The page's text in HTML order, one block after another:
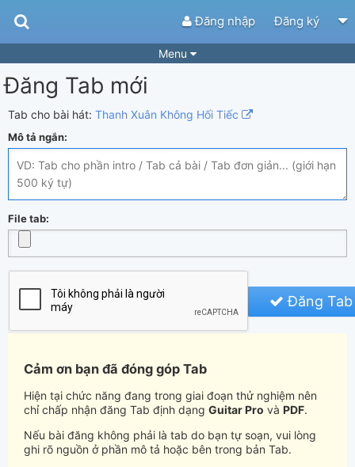
Đăng nhập Đăng ký
Menu
Bài hát
Playlist Hợp âm
Điệu bài hát
Tìm theo hợp âm Tải ứng dụng
Tắt quảng cáo
Đăng Tab mới
Tab cho bài hát: Thanh Xuân Không Hối Tiếc
Mô tả ngắn:
File tab:
Đăng
Cảm ơn bạn đã đóng góp Tab
Hiện tại chức năng đang trong giai đoạn thử nghiệm nên
chỉ chấp nhận đăng Tab định dạng Guitar Pro và PDF.
Nếu bài đăng không phải là tab do bạn tự soạn, vui lòng
ghi rõ nguồn ở phần mô tả hoặc bên trong bản Tab.